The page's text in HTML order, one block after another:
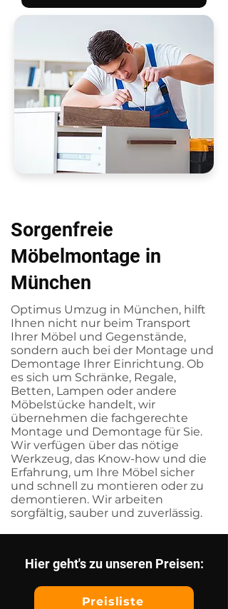
Sorgenfreie
Möbelmontage in
München
Optimus Umzug in München, hilft
Ihnen nicht nur beim Transport
Ihrer Möbel und Gegenstände,
sondern auch bei der Montage und
Demontage Ihrer Einrichtung. Ob
es sich um Schränke, Regale,
Betten, Lampen oder andere
Möbelstücke handelt, wir
übernehmen die fachgerechte
Montage und Demontage für Sie.
Wir verfügen über das nötige
Werkzeug, das Know-how und die
Erfahrung, um Ihre Möbel sicher
und schnell zu montieren oder zu
demontieren. Wir arbeiten
sorgfältig, sauber und zuverlässig.
Hier geht's zu unseren Preisen:
Preisliste